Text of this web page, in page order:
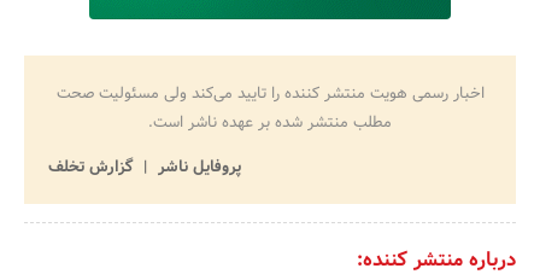
اخبار رسمی هویت منتشر کننده را تایید می‌کند ولی مسئولیت صحت
مطلب منتشر شده بر عهده ناشر است.
پروفایل ناشر
گزارش تخلف
درباره منتشر کننده: